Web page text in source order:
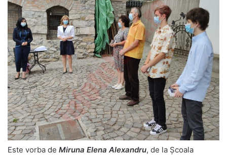
Este vorba de Miruna Elena Alexandru, de la Școala